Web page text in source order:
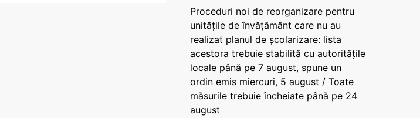
Proceduri noi de reorganizare pentru
unitățile de învățământ care nu au
realizat planul de școlarizare: lista
acestora trebuie stabilită cu autoritățile
locale până pe 7 august, spune un
ordin emis miercuri, 5 august / Toate
măsurile trebuie încheiate până pe 24
august